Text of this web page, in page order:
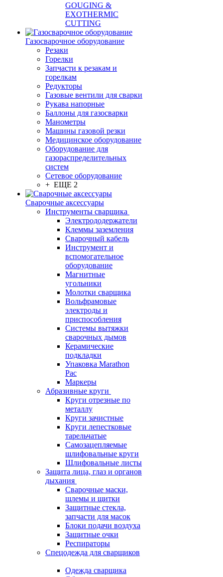
GOUGING &
EXOTHERMIC
CUTTING
Газосварочное оборудование
Резаки
Горелки
Запчасти к резакам и
горелкам
Редукторы
Газовые вентили для сварки
Рукава напорные
Баллоны для газосварки
Манометры
Машины газовой резки
Медицинское оборудование
Оборудование для
газораспределительных
систем
Сетевое оборудование
+ ЕЩЕ 2
Сварочные аксессуары
Инструменты сварщика
Электрододержатели
Клеммы заземления
Сварочный кабель
Инструмент и
вспомогательное
оборудование
Магнитные
угольники
Молотки сварщика
Вольфрамовые
электроды и
приспособления
Системы вытяжки
сварочных дымов
Керамические
подкладки
Упаковка Marathon
Pac
Маркеры
Абразивные круги
Круги отрезные по
металлу
Круги зачистные
Круги лепестковые
тарельчатые
Самозацепляемые
шлифовальные круги
Шлифовальные листы
Защита лица, глаз и органов
дыхания
Сварочные маски,
шлемы и щитки
Защитные стекла,
запчасти для масок
Блоки подачи воздуха
Защитные очки
Респираторы
Спецодежда для сварщиков
Одежда сварщика